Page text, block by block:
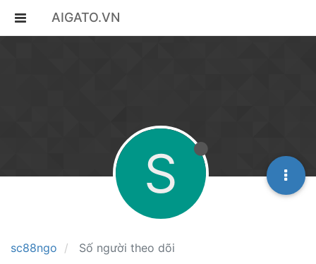
AIGATO.VN
sc88ngo Số người theo dõi
S